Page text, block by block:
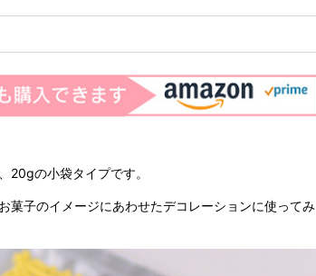
20gの小袋タイプです。
菓子のイメージにあわせたデコレーションに使ってみ